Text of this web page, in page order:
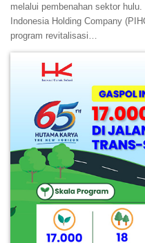
melalui pembenahan sektor
Indonesia Holding Company
program revitalisasi…